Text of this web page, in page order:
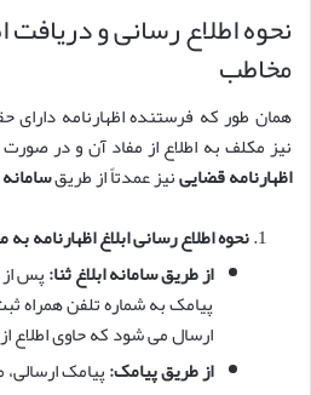
نحوه اطلاع رسانی و دریافت
مخاطب
همان طور که فرستنده اظهارنامه
نیز مکلف به اطلاع از مفاد آن و در
اظهارنامه قضایینیز عمدتاً از طریقسامانه
نحوه اطلاع رسانی ابلاغ اظهارنامه
از طریق سامانه ابلاغ ثنا:پس از
پیامک به شماره تلفن همراه
ارسال می شود که حاوی اطلاع
از طریق پیامک:پیامک